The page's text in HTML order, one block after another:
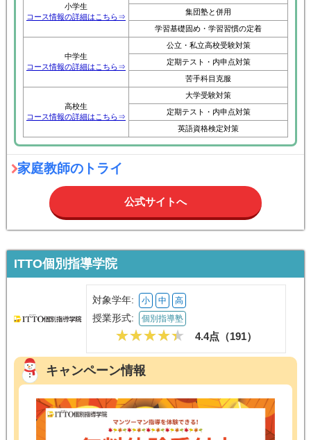
小学生
コース情報の詳細はこちら⇒
集団塾と併用
学習基礎固め・学習習慣の定着
中学生
コース情報の詳細はこちら⇒
公立・私立高校受験対策
定期テスト・内申点対策
苦手科目克服
高校生
コース情報の詳細はこちら⇒
大学受験対策
定期テスト・内申点対策
英語資格検定対策
家庭教師のトライ
公式サイトへ
ITTO個別指導学院
対象学年: 小 中 高
授業形式: 個別指導塾
4.4点（191）
キャンペーン情報